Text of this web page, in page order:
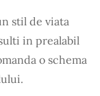
stil de viata
in prealabil
o schema